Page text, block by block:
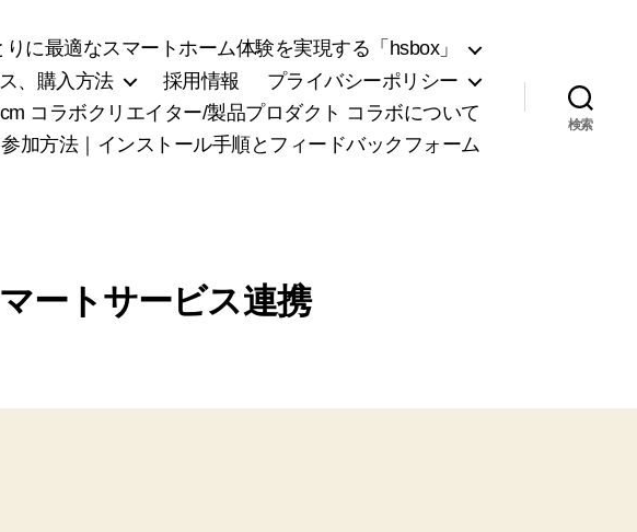
に最適なスマートホーム体験を実現する「hsbox」
、購入方法 採用情報
プライバシーポリシー
コラボクリエイター/製品プロダクト コラボについて
加方法｜インストール手順とフィードバックフォーム
検索
ートサービス連携